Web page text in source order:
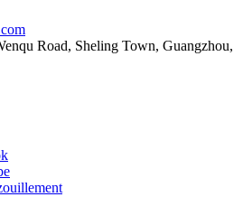
Road, Sheling Town, Guangzhou,